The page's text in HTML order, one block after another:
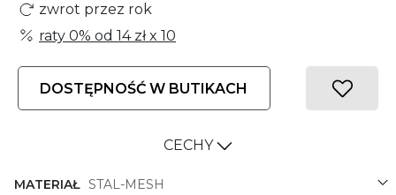
zwrot przez rok
raty 0% od 14 złx 10
DOSTĘPNOŚĆ W BUTIKACH
CECHY
MATERIAŁ STAL-MESH